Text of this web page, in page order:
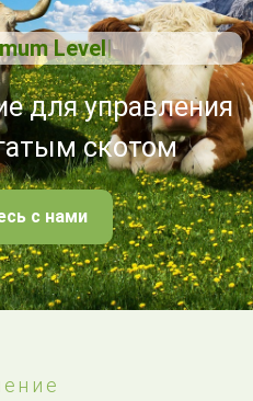
Level
для управления
скотом
с нами